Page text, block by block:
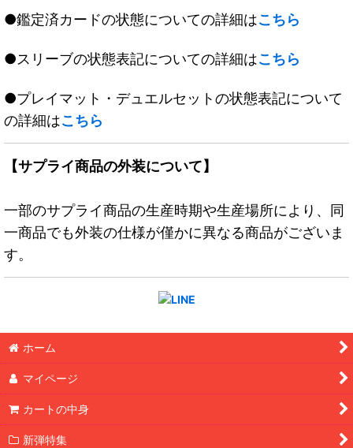
●鑑定済カードの状態についての詳細はこちら
●スリーブの状態表記についての詳細はこちら
●プレイマット・デュエルセットの状態表記について
の詳細はこちら
【サプライ商品の外装について】
一部のサプライ商品の生産時期や生産場所により、同
一商品でも外装の仕様が僅かに異なる商品がございま
す。
ホーム
マイページ
カートの中身
新弾特集